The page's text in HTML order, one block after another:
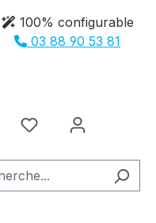
100% configurable
03 88 90 53 81
Vous avez 0